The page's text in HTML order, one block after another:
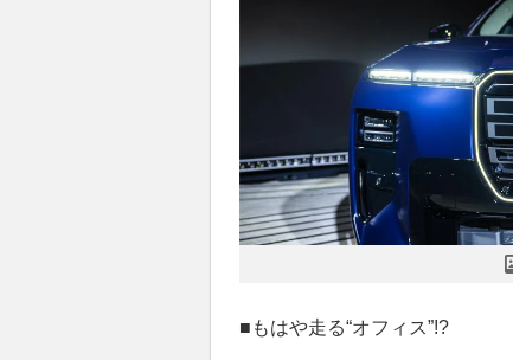
■もはや走る“オフィス”!?